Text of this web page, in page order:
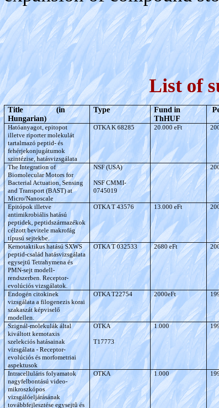
List of
Title (in
Hungarian)
Type
Fund in
ThHUF
Hatóanyagot, epitopot
illetve riporter molekulát
tartalmazó peptid- és
fehérjekonjugátumok
szintézise, hatásvizsgálata
OTKA K 68285 20.000 eFt
The Integration of
Biomolecular Motors for
Bacterial Actuation, Sensing
and Transport (BAST) at
Micro/Nanoscale
NSF (USA)
NSF CMMI-
0745019
Epitópok illetve
antimikrobiális hatású
peptidek, peptidszármazékok
célzott bevitele makrofág
típusú sejtekbe.
OTKA T 43576 13.000 eFt
Kemotaktikus hatású SXWS
peptid-család hatásvizsgálata
egysejtű Tetrahymena és
PMN-sejt modell-
rendszerben. Receptor-
evolúciós vizsgálatok.
OTKA T 032533 2680 eFt
Endogén citokinek
vizsgálata a filogenezis korai
szakaszát képviselő
modellen.
OTKA T22754 2000eFt
Szignál-molekulák által
kiváltott kemotaxis
szelekciós hatásainak
vizsgálata - Receptor-
evolúciós és morfometriai
aspektusok
OTKA
T17773
1.000
Intracelluláris folyamatok
nagyfelbontású video-
mikroszkópos
vizsgálóeljárásának
továbbfejlesztése egysejtû és
OTKA 1.000